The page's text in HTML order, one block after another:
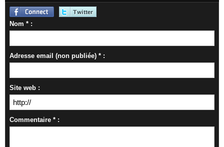
Nom * :
Adresse email (non publiée) * :
Site web :
Commentaire * :